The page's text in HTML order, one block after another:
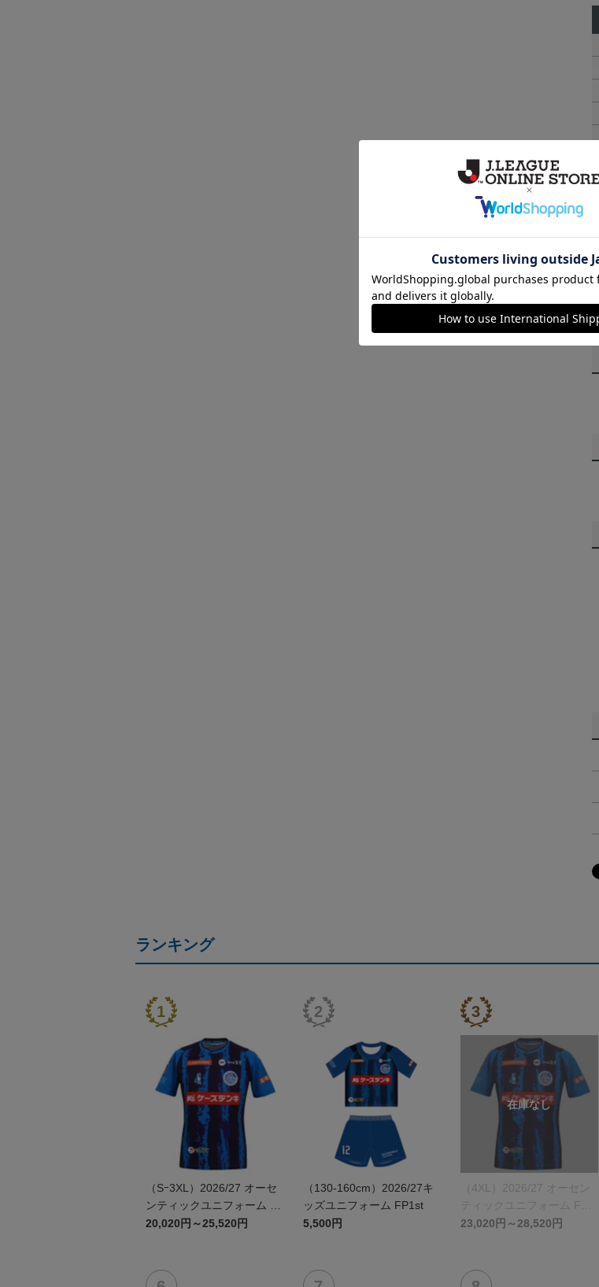
ランキング
（Sｰ3XL）2026/27 オーセ
ンティックユニフォーム F
P 1st
20,020円～25,520円
（130-160cm）2026/27キ
ッズユニフォーム FP1st
5,500円
（4XL）2026/27 オーセン
ティックユニフォーム FP 1
st
23,020円～28,520円